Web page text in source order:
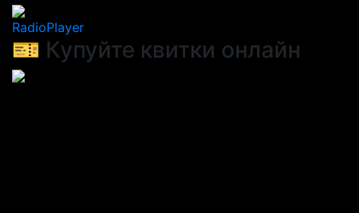
RadioPlayer
🎫 Купуйте квитки онлайн